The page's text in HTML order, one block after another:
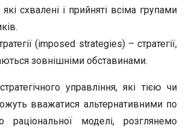
які схвалені і прийняті всіма групами
(imposed strategies) – стратегії,
зовнішніми обставинами.
управління, які тією чи
вважатися альтернативними по
моделі, розглянемо